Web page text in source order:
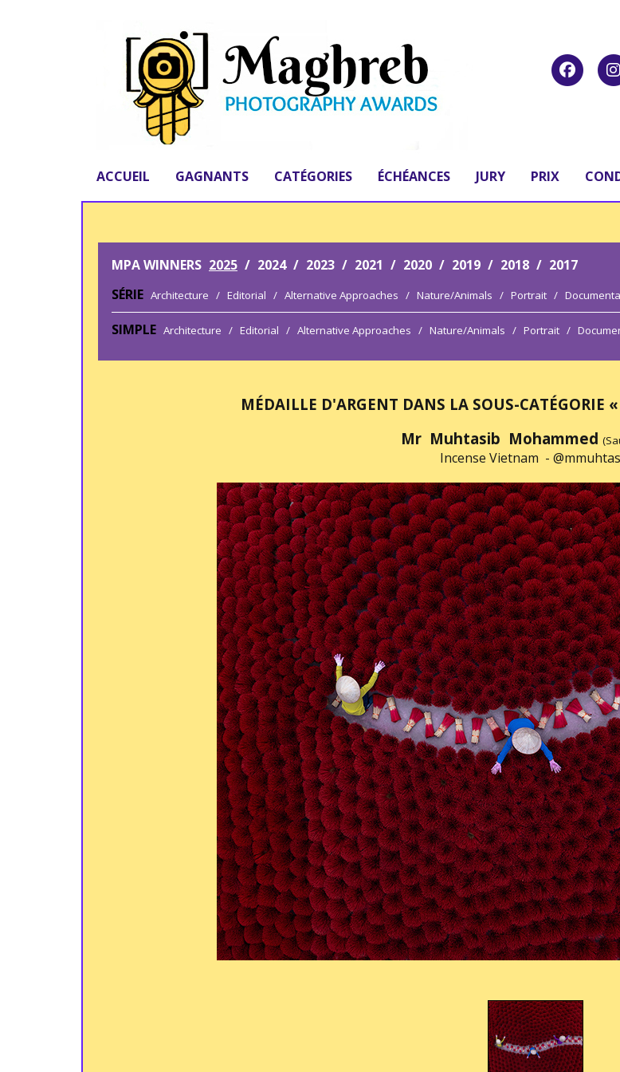
ACCUEIL GAGNANTS CATÉGORIES ÉCHÉANCES JURY PRIX
MPA WINNERS 2025 / 2024 / 2023 / 2021 / 2020 / 2019 / 2018 / 2017
SÉRIE Architecture / Editorial / Alternative Approaches / Nature/Animals / Portrait /
SIMPLE Architecture / Editorial / Alternative Approaches / Nature/Animals / Portrait /
MÉDAILLE D'ARGENT DANS LA SOUS-CATÉGORIE
Mr Muhtasib Mohammed
Incense Vietnam -